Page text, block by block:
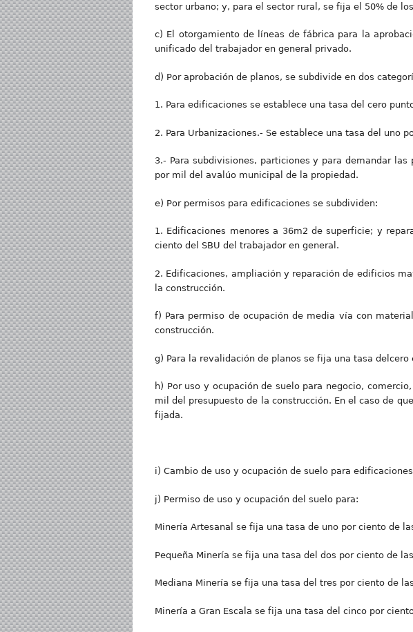
sector urbano; y, para el sector rural, se fija el 50% de
c) El otorgamiento de líneas de fábrica para la
unificado del trabajador en general privado.
d) Por aprobación de planos, se subdivide en dos
1. Para edificaciones se establece una tasa del cero
2. Para Urbanizaciones.- Se establece una tasa del uno
3.- Para subdivisiones, particiones y para demandar
por mil del avalúo municipal de la propiedad.
e) Por permisos para edificaciones se subdividen:
1. Edificaciones menores a 36m2 de superficie; y
ciento del SBU del trabajador en general.
2. Edificaciones, ampliación y reparación de edificios
la construcción.
f) Para permiso de ocupación de media vía con
construcción.
g) Para la revalidación de planos se fija una tasa
h) Por uso y ocupación de suelo para negocio,
mil del presupuesto de la construcción. En el caso de
fijada.
i) Cambio de uso y ocupación de suelo para
j) Permiso de uso y ocupación del suelo para:
Minería Artesanal se fija una tasa de uno por ciento de
Pequeña Minería se fija una tasa del dos por ciento de
Mediana Minería se fija una tasa del tres por ciento de
Minería a Gran Escala se fija una tasa del cinco por